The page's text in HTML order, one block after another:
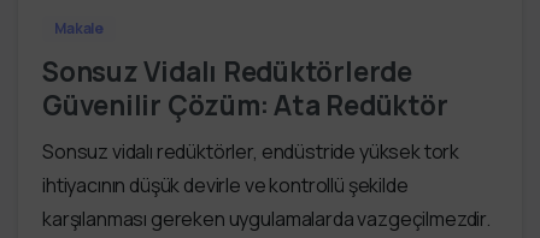
Makale
Sonsuz Vidalı Redüktörlerde
Güvenilir Çözüm: Ata Redüktör
Sonsuz vidalı redüktörler, endüstride yüksek tork
ihtiyacının düşük devirle ve kontrollü şekilde
karşılanması gereken uygulamalarda vazgeçilmezdir.